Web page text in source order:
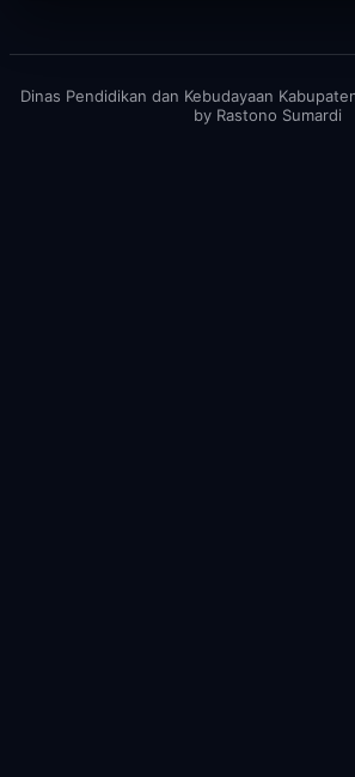
Dinas Pendidikan dan Kebudayaan
by Rastono Sumardi